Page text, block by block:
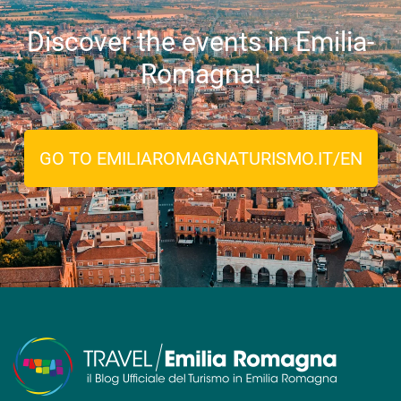
Discover the events in Emilia-
Romagna!
GO TO EMILIAROMAGNATURISMO.IT/EN